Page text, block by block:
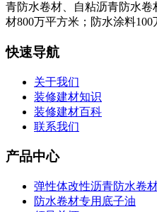
青防水卷材、自粘沥青防水卷
材800万平方米；防水涂料100
快速导航
关于我们
装修建材知识
装修建材百科
联系我们
产品中心
弹性体改性沥青防水卷
防水卷材专用底子油